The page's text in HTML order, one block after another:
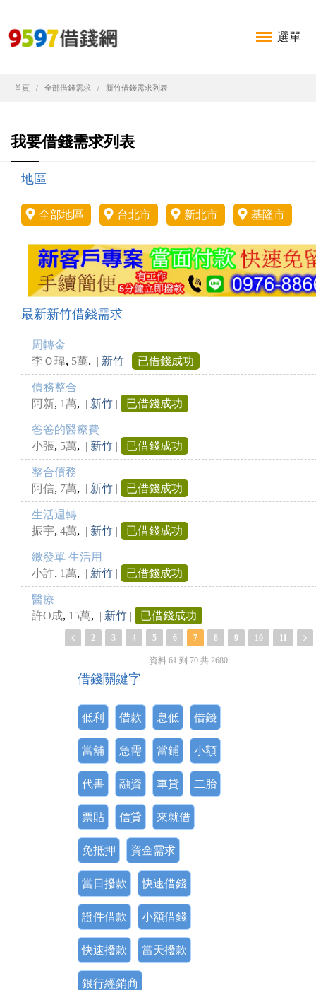
選單
首頁 全部借錢需求 新竹借錢需求列表
我要借錢需求列表
地區
全部地區 台北市 新北市 基隆市
最新新竹借錢需求
周轉金
李Ｏ瑋, 5萬, | 新竹 | 已借錢成功
債務整合
阿新, 1萬, | 新竹 | 已借錢成功
爸爸的醫療費
小張, 5萬, | 新竹 | 已借錢成功
整合債務
阿信, 7萬, | 新竹 | 已借錢成功
生活週轉
振宇, 4萬, | 新竹 | 已借錢成功
繳發單 生活用
小許, 1萬, | 新竹 | 已借錢成功
醫療
許O成, 15萬, | 新竹 | 已借錢成功
2 3 4 5 6 7 8 9 10 11
資料 61 到 70 共 2680
借錢關鍵字
低利 借款 息低 借錢
當舖 急需 當鋪 小額
代書 融資 車貸 二胎
票貼 信貸 來就借
免抵押 資金需求
當日撥款 快速借錢
證件借款 小額借錢
快速撥款 當天撥款
銀行經銷商